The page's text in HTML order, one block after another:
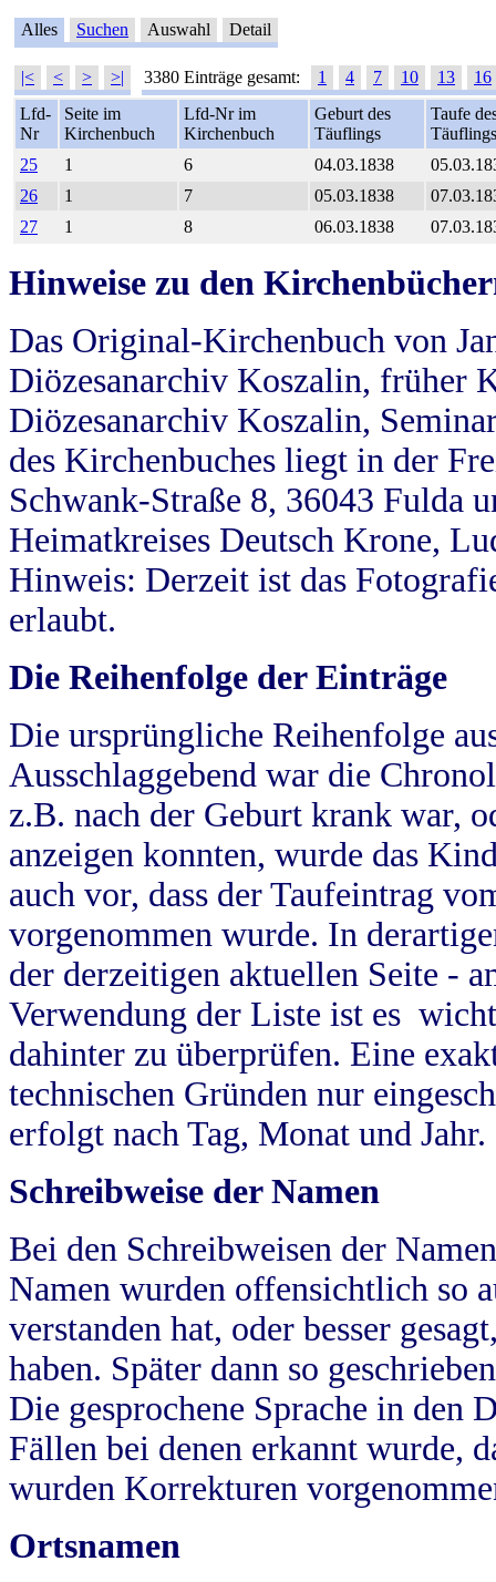
Alles Suchen Auswahl Detail
|< < > >| 3380 Einträge gesamt: 1 4 7 10 13
16
Lfd-
Nr
Seite im
Kirchenbuch
Lfd-Nr im
Kirchenbuch
Geburt des
Täuflings
Taufe
Täuflings
25
1 6 04.03.1838
26
1 7 05.03.1838
27
1 8 06.03.1838
Hinweise zu den
Das Original-Kirchenbuch von
Diözesanarchiv Koszalin, früher
Diözesanarchiv Koszalin,
des Kirchenbuches liegt in der
Schwank-Straße 8, 36043 Fulda
Heimatkreises Deutsch Krone,
Hinweis: Derzeit ist das
erlaubt.
Die Reihenfolge der Einträge
Die ursprüngliche Reihenfolge
Ausschlaggebend war die
z.B. nach der Geburt krank war,
anzeigen konnten, wurde das
auch vor, dass der Taufeintrag
vorgenommen wurde. In
der derzeitigen aktuellen Seite -
Verwendung der Liste ist es
dahinter zu überprüfen. Eine
technischen Gründen nur
erfolgt nach Tag, Monat und Jahr.
Schreibweise der Namen
Bei den Schreibweisen der
Namen wurden offensichtlich so
verstanden hat, oder besser
haben. Später dann so
Die gesprochene Sprache in
Fällen bei denen erkannt wurde,
wurden Korrekturen
Ortsnamen